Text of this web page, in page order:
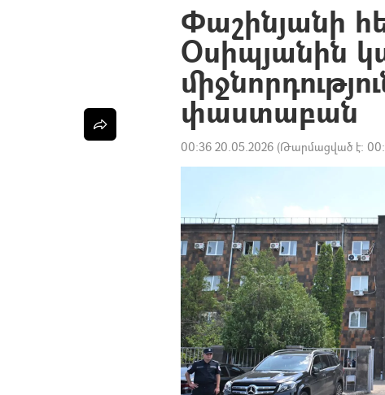
Փաշինյանի
Օսիպյանին
փաստաբան
00:36 20.05.2026 (Թարմացված է: